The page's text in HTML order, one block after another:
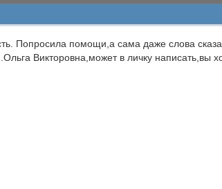
Попросила помощи,а сама даже слова
Викторовна,может в личку написать,вы